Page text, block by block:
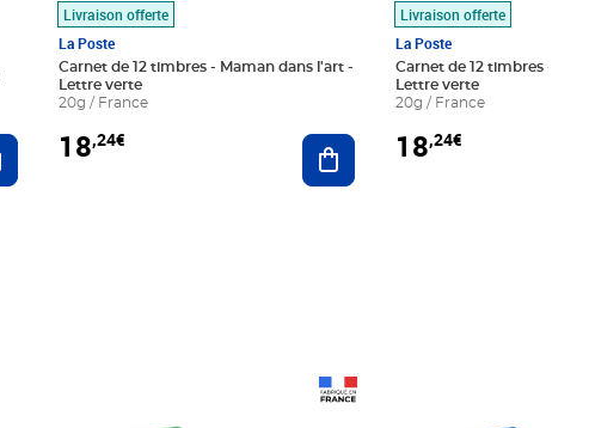
au panier
Livraison offerte
La Poste
Carnet de 12 timbres - Maman dans l'art -
Lettre verte
20g / France
18,24€ Ajouter au panier
Livraison offerte
La Poste
Carnet de 12 timbres - Le
Lettre verte
20g / France
18,24€